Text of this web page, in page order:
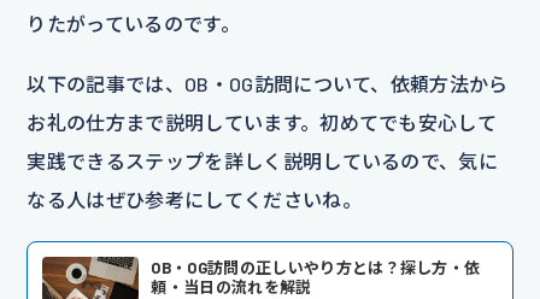
りたがっているのです。
以下の記事では、OB・OG訪問について、依頼方法から
お礼の仕方まで説明しています。初めてでも安心して
実践できるステップを詳しく説明しているので、気に
なる人はぜひ参考にしてくださいね。
OB・OG訪問の正しいやり方とは？探し方・依
頼・当日の流れを解説